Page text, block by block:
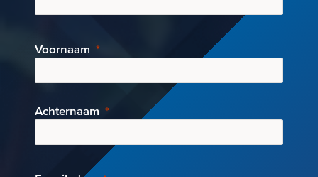
Voornaam
Achternaam